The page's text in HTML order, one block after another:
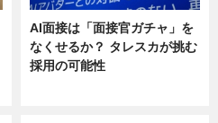
AI面接は「面接官ガチャ」を
なくせるか？ タレスカが挑む
採用の可能性